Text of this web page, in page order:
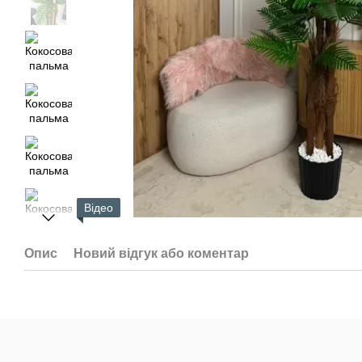
Відео
Опис Новий відгук або коментар